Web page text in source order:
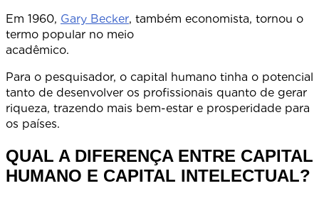
Em 1960, Gary Becker, também economista, tornou o
termo popular no meio
Para o pesquisador, o capital humano tinha o potencial
tanto de desenvolver os profissionais quanto de gerar
riqueza, trazendo mais bem-estar e prosperidade para
os países.
QUAL A DIFERENÇA ENTRE CAPITAL
HUMANO E CAPITAL INTELECTUAL?